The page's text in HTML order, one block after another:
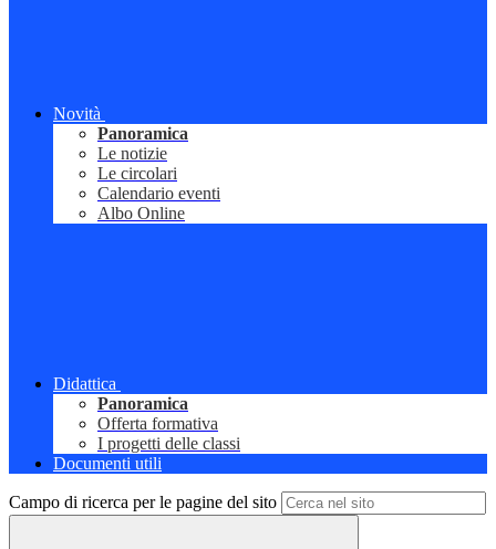
Novità
Panoramica
Le notizie
Le circolari
Calendario eventi
Albo Online
Didattica
Panoramica
Offerta formativa
I progetti delle classi
Documenti utili
Campo di ricerca per le pagine del sito